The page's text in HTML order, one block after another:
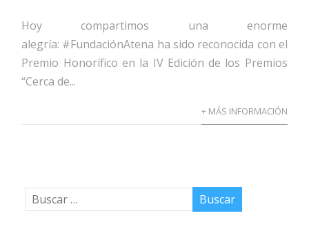
Hoy compartimos una enorme
alegría: #FundaciónAtena ha sido reconocida con el
Premio Honorífico en la IV Edición de los Premios
“Cerca de...
+ MÁS INFORMACIÓN